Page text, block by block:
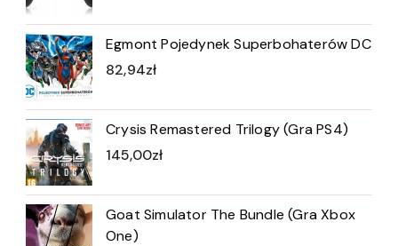
Egmont Pojedynek Superbohaterów DC
82,94zł
Crysis Remastered Trilogy (Gra PS4)
145,00zł
Goat Simulator The Bundle (Gra Xbox
One)